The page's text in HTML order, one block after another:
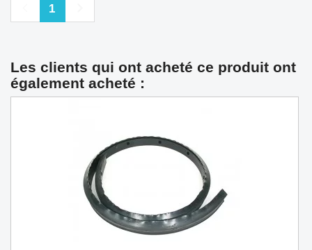
Précédent
1
Les clients qui ont acheté ce produit ont
également acheté :